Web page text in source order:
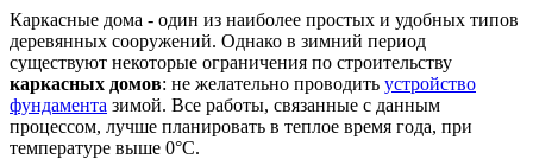
Каркасные дома - один из наиболее простых и удобных типов
деревянных сооружений. Однако в зимний период
существуют некоторые ограничения по строительству
каркасных домов: не желательно проводить устройство
фундамента зимой. Все работы, связанные с данным
процессом, лучше планировать в теплое время года, при
температуре выше 0°С.